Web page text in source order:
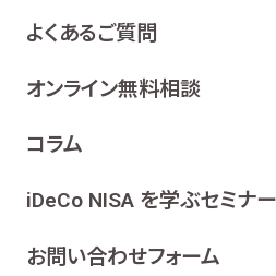
2 利用目的
当社は、お客様の同意を得た
必要な範囲内でお客様の個人
ンケート、各種情報提供
グ及びこれらに付帯・関
よくあるご質問
オンライン無料相談
コラム
iDeCo NISA を学ぶセミナー
お問い合わせフォーム